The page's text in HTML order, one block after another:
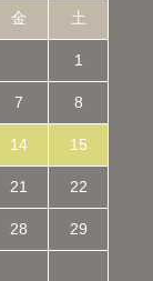
金 土
1
7 8
14 15
21 22
28 29